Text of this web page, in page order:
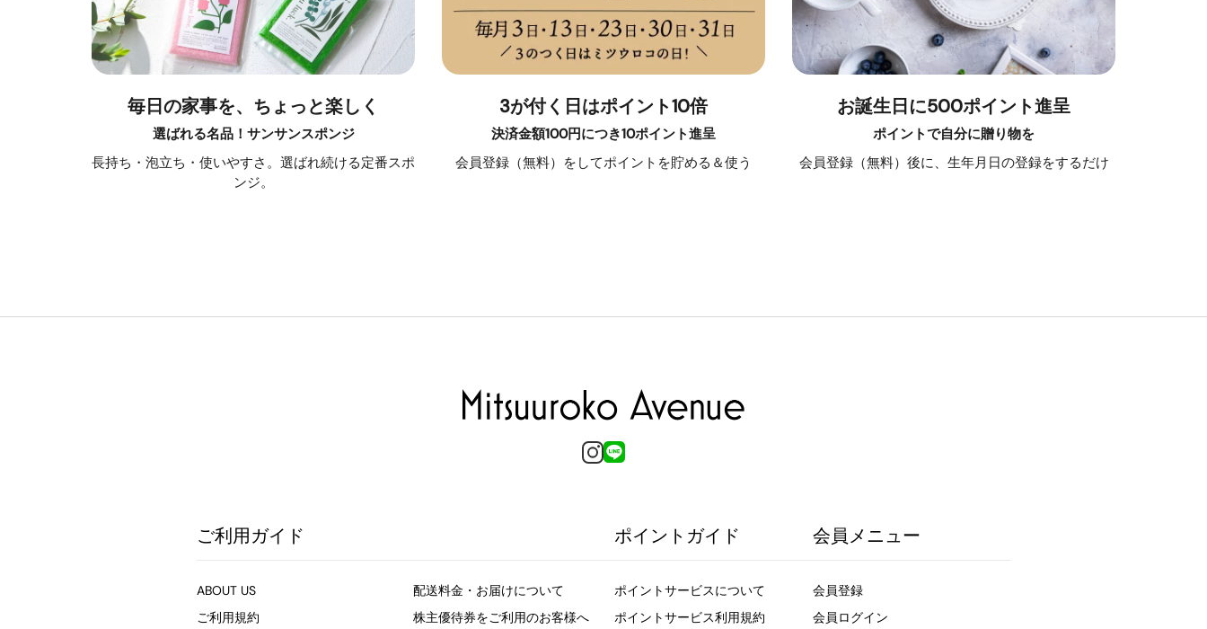
毎日の家事を、ちょっと楽しく
選ばれる名品！サンサンスポンジ
長持ち・泡立ち・使いやすさ。選ばれ続ける定番スポ
ンジ。
3が付く日はポイント10倍
決済金額100円につき10ポイント進呈
会員登録（無料）をしてポイントを貯める＆使う
お誕生日に500ポイント進呈
ポイントで自分に贈り物を
会員登録（無料）後に、生年月日の登録をするだけ
ご利用ガイド
ABOUT US
ご利用規約
配送料金・お届けについて
株主優待券をご利用のお客様へ
ポイントガイド
ポイントサービスについて
ポイントサービス利用規約
会員メニュー
会員登録
会員ログイン